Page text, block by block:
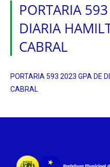
PORTARIA
DIARIA
CABRAL
PORTARIA 593 2023 GPA DE
CABRAL